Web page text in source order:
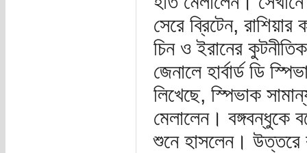
সেরে ব্রিটেন,
চিন ও ইরানের
জেনালে হার্বার্ড ডি
লিখেছে, স্পিভাক
মেলালেন। বঙ্গবন্ধুকে
শুনে হাসলেন।